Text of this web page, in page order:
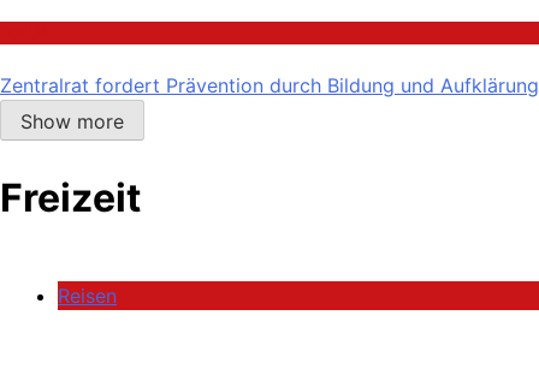
Zentralrat fordert Prävention durch Bildung und Aufklärung
Show more
Freizeit
Reisen